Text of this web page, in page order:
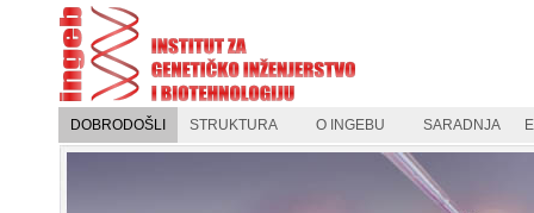
DOBRODOŠLI STRUKTURA O INGEBU SARADNJA